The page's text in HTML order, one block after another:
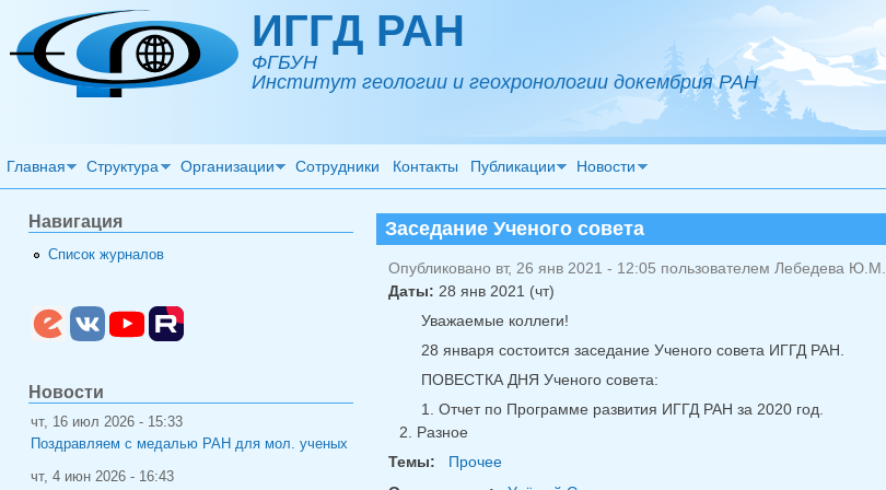
Перейти к основному содержанию ИГГД РАН
ФГБУН
Институт геологии и геохронологии докембрия РАН
Главная Структура Организации Сотрудники Контакты Публикации Новости
Заседание Ученого совета
Опубликовано вт, 26 янв 2021 - 12:05 пользователем Лебедева Ю.М.
Даты: 28 янв 2021 (чт)
Уважаемые коллеги!
28 января состоится заседание Ученого совета ИГГД РАН.
ПОВЕСТКА ДНЯ Ученого совета:
1. Отчет по Программе развития ИГГД РАН за 2020 год.
2. Разное
Темы:
Прочее
Навигация
Список журналов
Новости
чт, 16 июл 2026 - 15:33
Поздравляем с медалью РАН для мол. ученых
чт, 4 июн 2026 - 16:43